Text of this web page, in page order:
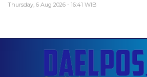
Thursday, 6 Aug 2026 - 16:41 WIB